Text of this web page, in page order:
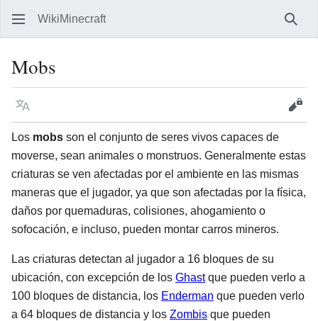
WikiMinecraft
Mobs
Idioma VigilarVer
Los mobs son el conjunto de seres vivos capaces de
moverse, sean animales o monstruos. Generalmente estas
criaturas se ven afectadas por el ambiente en las mismas
maneras que el jugador, ya que son afectadas por la física,
daños por quemaduras, colisiones, ahogamiento o
sofocación, e incluso, pueden montar carros mineros.
Las criaturas detectan al jugador a 16 bloques de su
ubicación, con excepción de los Ghastque pueden verlo a
100 bloques de distancia, los Enderman que pueden verlo
a 64 bloques de distancia y los Zombis que pueden